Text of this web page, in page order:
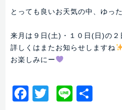
とっても良いお天気の中、ゆっ
来月は９日(土)・１０日(日)の２
詳しくはまたお知らせしますね
お楽しみにー
Facebook
Twitter
Line